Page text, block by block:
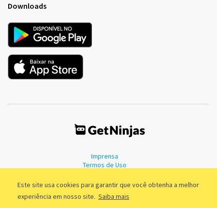
Este site usa cookies para garantir que você obtenha a melhor
experiência em nosso site. Saiba mais
Downloads
Imprensa
Termos de Uso